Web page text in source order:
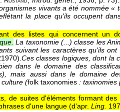
vivants a été nommée «
la place qu'ils occupent
des listes qui concernent un
La taxonomie (...) classe les
suivant les caractères qu'ils
1970).Ces classes logiques, dont la
dans le domaine des
mais aussi dans le domaine
(folk taxonomies : taxinomies
de suites d'éléments formant
d'une langue (d'apr. Ling.